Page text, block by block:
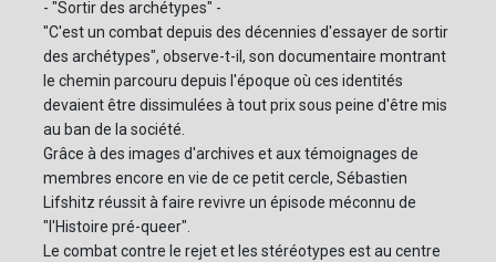
- "Sortir des archétypes" -
"C'est un combat depuis des décennies d'essayer de sortir
des archétypes", observe-t-il, son documentaire montrant
le chemin parcouru depuis l'époque où ces identités
devaient être dissimulées à tout prix sous peine d'être mis
au ban de la société.
Grâce à des images d'archives et aux témoignages de
membres encore en vie de ce petit cercle, Sébastien
Lifshitz réussit à faire revivre un épisode méconnu de
"l'Histoire pré-queer".
Le combat contre le rejet et les stéréotypes est au centre